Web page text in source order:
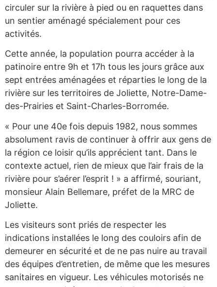
circuler sur la rivière à pied ou en raquettes dans
un sentier aménagé spécialement pour ces
activités.
Cette année, la population pourra accéder à la
patinoire entre 9h et 17h tous les jours grâce aux
sept entrées aménagées et réparties le long de la
rivière sur les territoires de Joliette, Notre-Dame-
des-Prairies et Saint-Charles-Borromée.
« Pour une 40e fois depuis 1982, nous sommes
absolument ravis de continuer à offrir aux gens de
la région ce loisir qu’ils apprécient tant. Dans le
contexte actuel, rien de mieux que l’air frais de la
rivière pour s’aérer l’esprit ! » a affirmé, souriant,
monsieur Alain Bellemare, préfet de la MRC de
Joliette.
Les visiteurs sont priés de respecter les
indications installées le long des couloirs afin de
demeurer en sécurité et de ne pas nuire au travail
des équipes d’entretien, de même que les mesures
sanitaires en vigueur. Les véhicules motorisés ne